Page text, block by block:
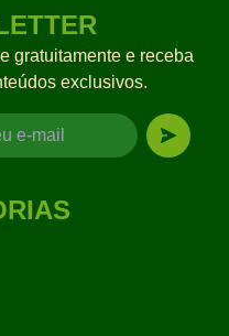
gratuitamente e receba
exclusivos.